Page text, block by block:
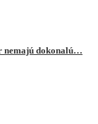
nemajú dokonalú…